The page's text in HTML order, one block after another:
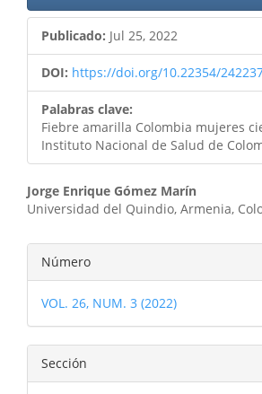
Publicado: Jul 25, 2022
DOI: https://doi.org/10.22354/
Palabras clave:
Fiebre amarilla Colombia mujeres
Instituto Nacional de Salud de
Contenido
principal
del
artículo
Jorge Enrique Gómez Marín
Universidad del Quindio, Armenia,
Detalles
del
artículo
Número
VOL. 26, NUM. 3 (2022)
Sección